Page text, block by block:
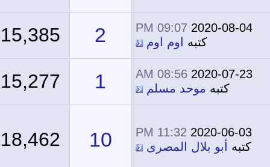
2020-08-04
09:07 PM
كتبهاوم اوم 2
15,385
2020-07-23
08:56 AM
كتبهموحد مسلم 1
15,277
2020-06-03
11:32 PM
كتبهأبو بلال المصرى 10
18,462